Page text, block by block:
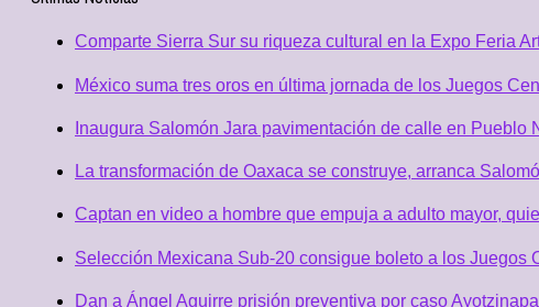
Comparte Sierra Sur su riqueza cultural en la Expo Feria
México suma tres oros en última jornada de los Juegos
Inaugura Salomón Jara pavimentación de calle en Pueblo
La transformación de Oaxaca se construye, arranca
Captan en video a hombre que empuja a adulto mayor,
Selección Mexicana Sub-20 consigue boleto a los Juegos
Dan a Ángel Aguirre prisión preventiva por caso